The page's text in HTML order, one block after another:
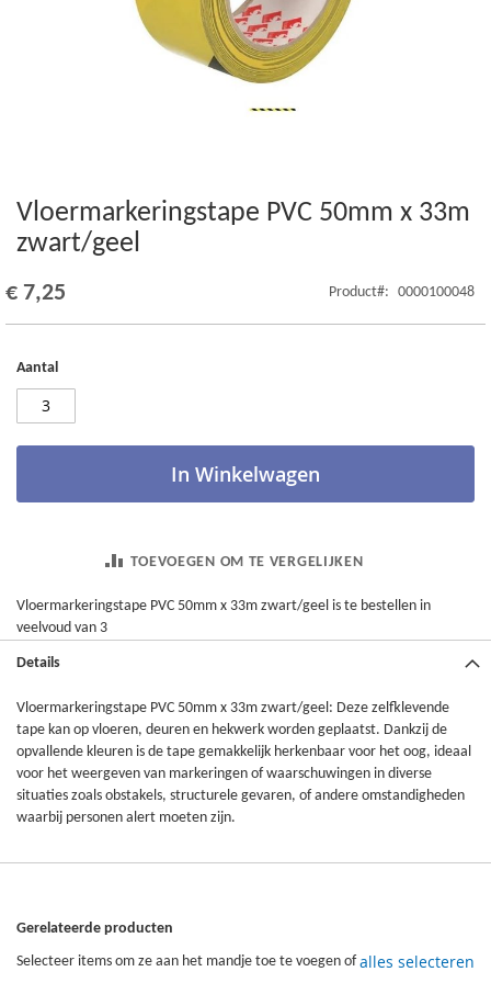
Ga
het
van
gallerij
Vloermarkeringstape PVC 50mm x 33m
zwart/geel
€ 7,25 Product 0000100048
Aantal
In Winkelwagen
TOEVOEGEN OM TE VERGELIJKEN
Vloermarkeringstape PVC 50mm x 33m zwart/geel is te bestellen in
veelvoud van 3
Details
Vloermarkeringstape PVC 50mm x 33m zwart/geel: Deze zelfklevende
tape kan op vloeren, deuren en hekwerk worden geplaatst. Dankzij de
opvallende kleuren is de tape gemakkelijk herkenbaar voor het oog, ideaal
voor het weergeven van markeringen of waarschuwingen in diverse
situaties zoals obstakels, structurele gevaren, of andere omstandigheden
waarbij personen alert moeten zijn.
Gerelateerde producten
Selecteer items om ze aan het mandje toe te voegen ofalles selecteren